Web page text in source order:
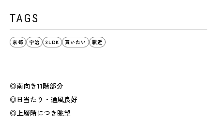
TAGS
京都 宇治 3LDK 買いたい 駅近
◎南向き11階部分
◎日当たり・通風良好
◎上層階につき眺望